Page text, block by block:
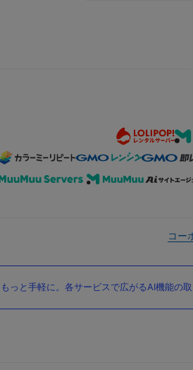
コー
っと手軽に。各サービスで広がるAI機能の